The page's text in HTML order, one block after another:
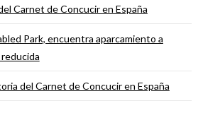
Carnet de Concucir en España
Park, encuentra aparcamiento a
del Carnet de Concucir en España